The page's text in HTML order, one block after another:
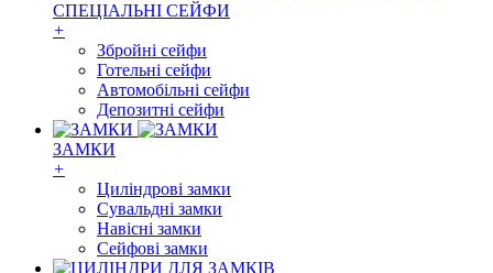
СПЕЦІАЛЬНІ СЕЙФИ
+
Збройні сейфи
Готельні сейфи
Автомобільні сейфи
Депозитні сейфи
ЗАМКИ
+
Циліндрові замки
Сувальдні замки
Навісні замки
Сейфові замки